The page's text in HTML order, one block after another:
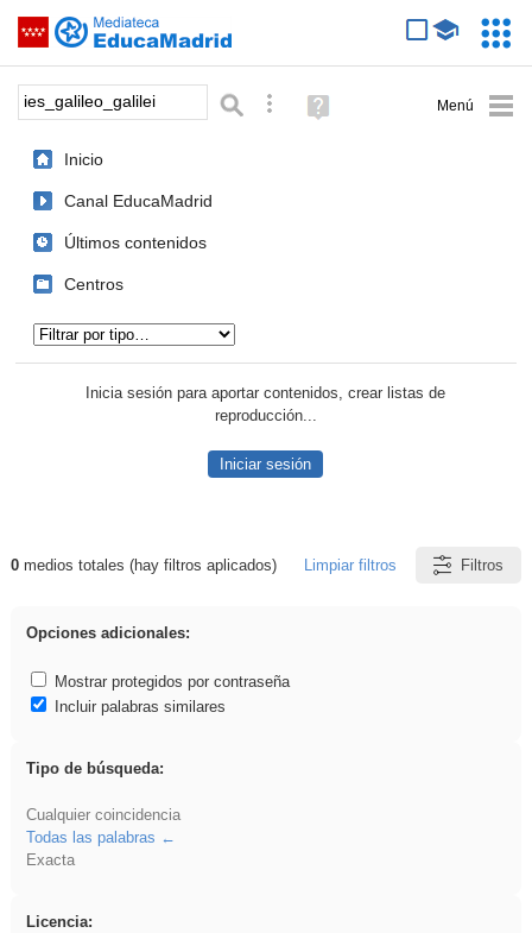
Saltar navegación
Palabra o frase: Búsqueda avanzada
Ayuda
(en
Inicio
Canal EducaMadrid
Últimos contenidos
Centros
Inicia sesión para aportar contenidos, crear listas de
reproducción...
Iniciar sesión
Resultados de: ies_galileo_galilei
0medios totales (hay filtros aplicados) Limpiar filtros Filtros
Opciones adicionales:
Mostrar protegidos por contraseña
Incluir palabras similares
Tipo de búsqueda:
Cualquier coincidencia
Todas las palabras
Exacta
Licencia: